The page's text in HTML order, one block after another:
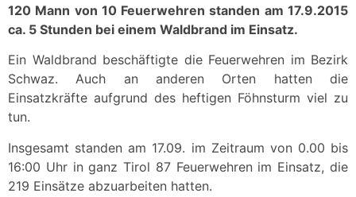
120 Mann von 10 Feuerwehren standen am 17.9.2015
ca. 5 Stunden bei einem Waldbrand im Einsatz.
Ein Waldbrand beschäftigte die Feuerwehren im Bezirk
Schwaz. Auch an anderen Orten hatten die
Einsatzkräfte aufgrund des heftigen Föhnsturm viel zu
tun.
Insgesamt standen am 17.09. im Zeitraum von 0.00 bis
16:00 Uhr in ganz Tirol 87 Feuerwehren im Einsatz, die
219 Einsätze abzuarbeiten hatten.